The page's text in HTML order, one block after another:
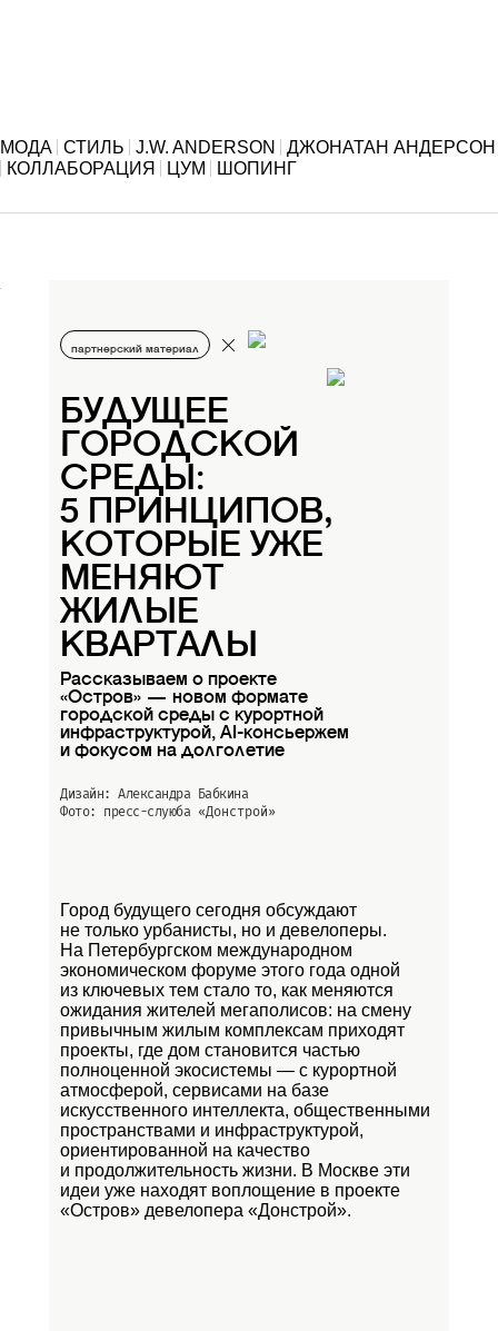
МОДА СТИЛЬ J.W. ANDERSON
ДЖОНАТАН АНДЕРСОН
КОЛЛАБОРАЦИЯ
ЦУМ ШОПИНГ
партнерский материал
БУДУЩЕЕ
ГОРОДСКОЙ
СРЕДЫ:
5 ПРИНЦИПОВ,
КОТОРЫЕ УЖЕ
МЕНЯЮТ
ЖИЛЫЕ
КВАРТАЛЫ
Рассказываем о проекте
«Остров» — новом формате
городской среды с курортной
инфраструктурой, AI-консьержем
и фокусом на долголетие
Дизайн: Александра Бабкина
Фото: пресс-слуюба «Донстрой»
Город будущего сегодня обсуждают
не только урбанисты, но и девелоперы.
На Петербургском международном
экономическом форуме этого года одной
из ключевых тем стало то, как меняются
ожидания жителей мегаполисов: на смену
привычным жилым комплексам приходят
проекты, где дом становится частью
полноценной экосистемы — с курортной
атмосферой, сервисами на базе
искусственного интеллекта, общественными
пространствами и инфраструктурой,
ориентированной на качество
и продолжительность жизни. В Москве эти
идеи уже находят воплощение в проекте
«Остров» девелопера «Донстрой».